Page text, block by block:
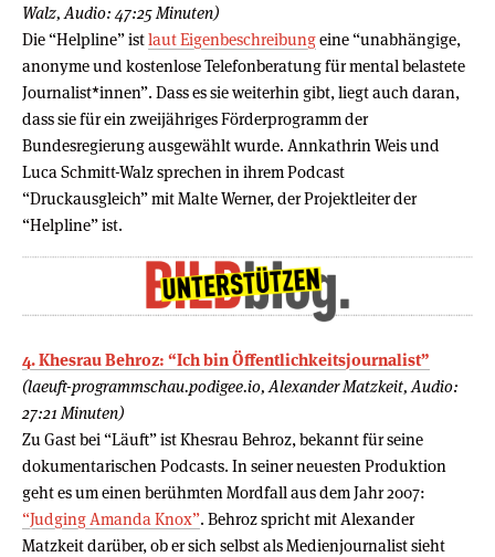
Walz, Audio: 47:25 Minuten)
Die “Helpline” istlaut Eigenbeschreibungeine “unabhängige,
anonyme und kostenlose Telefonberatung für mental belastete
Journalist*innen”. Dass es sie weiterhin gibt, liegt auch daran,
dass sie für ein zweijähriges Förderprogramm der
Bundesregierung ausgewählt wurde. Annkathrin Weis und
Luca Schmitt-Walz sprechen in ihrem Podcast
“Druckausgleich” mit Malte Werner, der Projektleiter der
“Helpline” ist.
4. Khesrau Behroz: “Ich bin Öffentlichkeitsjournalist”
(laeuft-programmschau.podigee.io, Alexander Matzkeit, Audio:
27:21 Minuten)
Zu Gast bei “Läuft” ist Khesrau Behroz, bekannt für seine
dokumentarischen Podcasts. In seiner neuesten Produktion
geht es um einen berühmten Mordfall aus dem Jahr 2007:
“Judging Amanda Knox”. Behroz spricht mit Alexander
Matzkeit darüber, ob er sich selbst als Medienjournalist sieht